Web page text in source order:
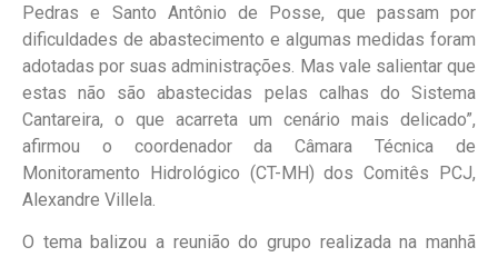
Pedras e Santo Antônio de Posse, que passam por
dificuldades de abastecimento e algumas medidas foram
adotadas por suas administrações. Mas vale salientar que
estas não são abastecidas pelas calhas do Sistema
Cantareira, o que acarreta um cenário mais delicado”,
afirmou o coordenador da Câmara Técnica de
Monitoramento Hidrológico (CT-MH) dos Comitês PCJ,
Alexandre Villela.
O tema balizou a reunião do grupo realizada na manhã